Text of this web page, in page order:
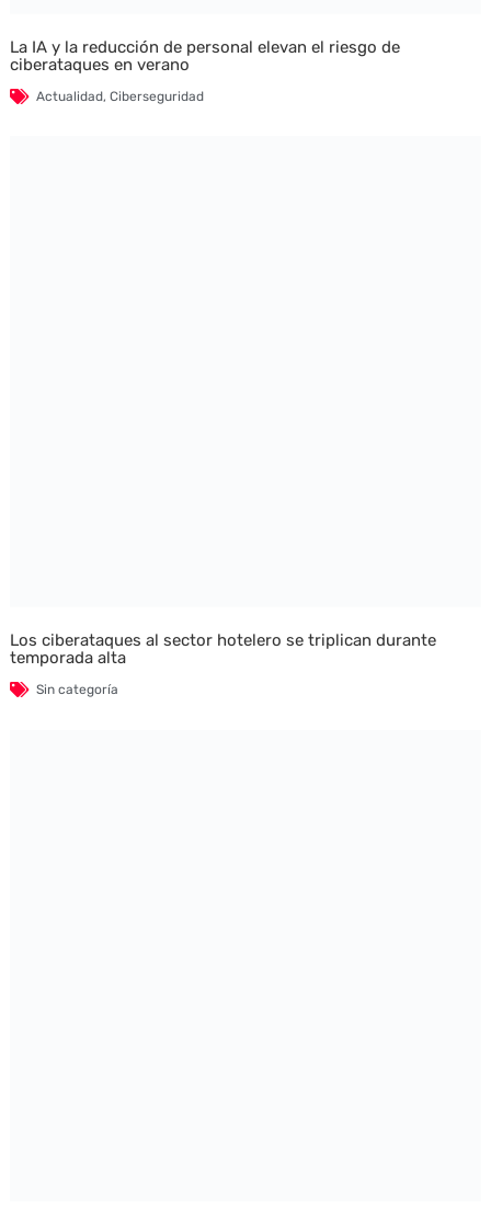
La IA y la reducción de personal elevan el riesgo de
ciberataques en verano
Actualidad, Ciberseguridad
Los ciberataques al sector hotelero se triplican durante
temporada alta
Sin categoría